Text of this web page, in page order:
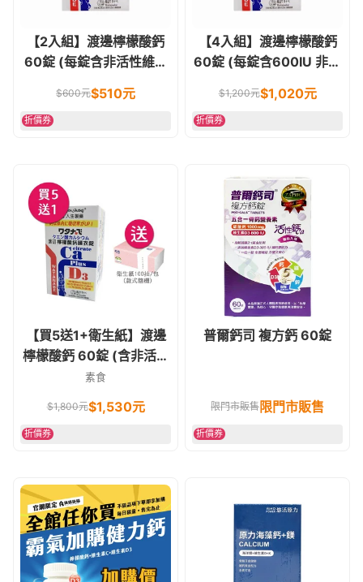
【2入組】渡邊檸檬酸鈣
60錠 (每錠含非活性維他
$600元$510元
折價券
【4入組】渡邊檸檬酸鈣
60錠 (每錠含600IU 非活
$1,200元$1,020元
折價券
【買5送1+衛生紙】渡邊
檸檬酸鈣 60錠 (含非活性
維他命D)
素食
$1,800元$1,530元
折價券
普爾鈣司 複方鈣 60錠
限門市販售限門市販售
折價券